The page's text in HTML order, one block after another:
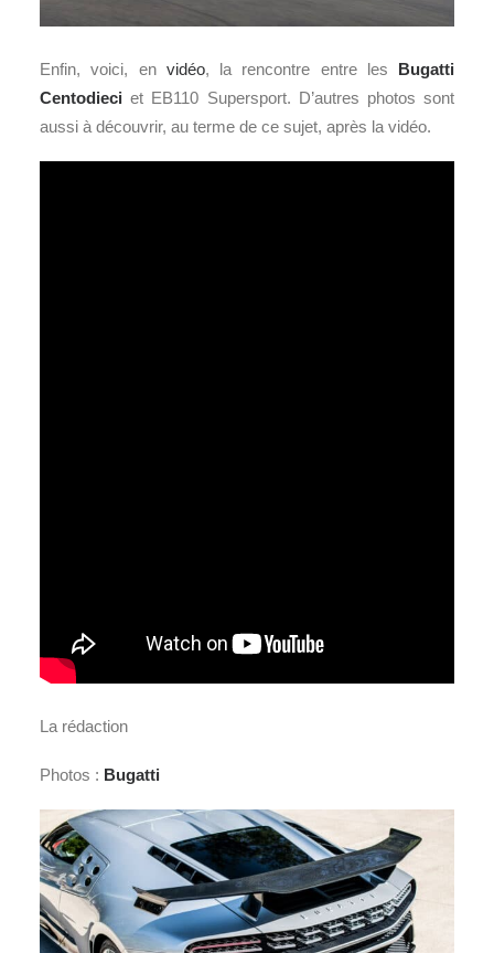
Enfin, voici, en vidéo, la rencontre entre les Bugatti
Centodieci et EB110 Supersport. D’autres photos sont
aussi à découvrir, au terme de ce sujet, après la vidéo.
La rédaction
Photos : Bugatti